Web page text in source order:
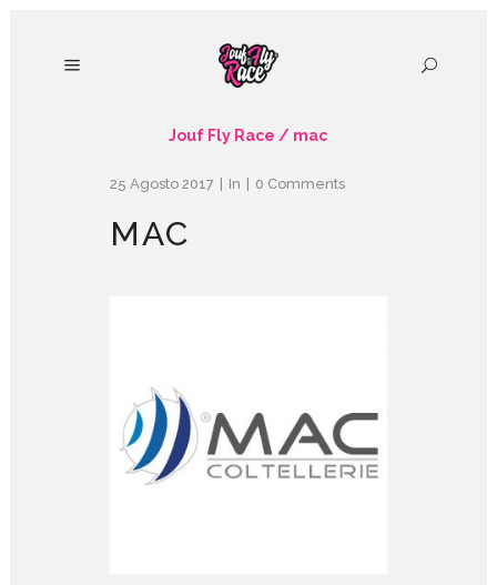
Jouf Fly Race / mac
25 Agosto 2017 In 0 Comments
MAC